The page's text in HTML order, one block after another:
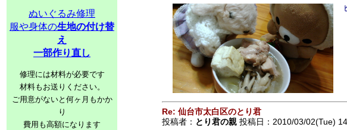
ぬいぐるみ修理
服や身体の生地の付け替
え
一部作り直し
修理には材料が必要です
材料もお送りください。
ご用意がないと何ヶ月もかか
り
費用も高額になります
Re: 仙台市太白区のとり君
投稿者： とり君の親 投稿日：2010/03/02(Tue)